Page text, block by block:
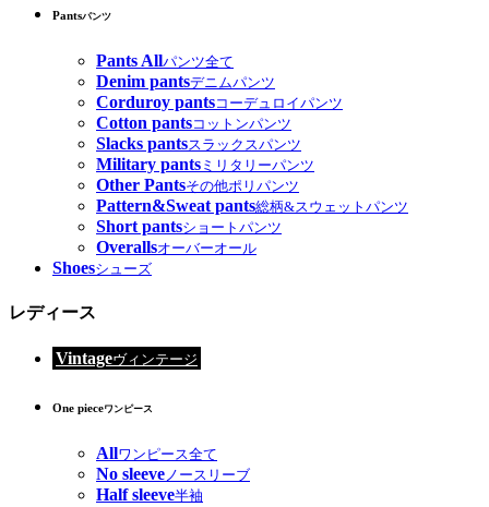
Pantsパンツ
Pants Allパンツ全て
Denim pantsデニムパンツ
Corduroy pantsコーデュロイパンツ
Cotton pantsコットンパンツ
Slacks pantsスラックスパンツ
Military pants ミリタリーパンツ
Other Pantsその他ポリパンツ
Pattern&Sweat pants総柄&スウェットパンツ
Short pantsショートパンツ
Overallsオーバーオール
Shoesシューズ
レディース
Vintageヴィンテージ
One pieceワンピース
Allワンピース全て
No sleeve ノースリーブ
Half sleeve半袖